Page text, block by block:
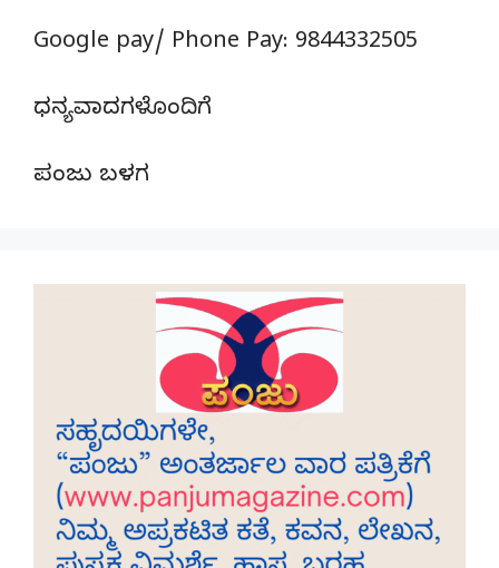
Google pay/ Phone Pay: 9844332505
ಧನ್ಯವಾದಗಳೊಂದಿಗೆ
ಪಂಜು ಬಳಗ